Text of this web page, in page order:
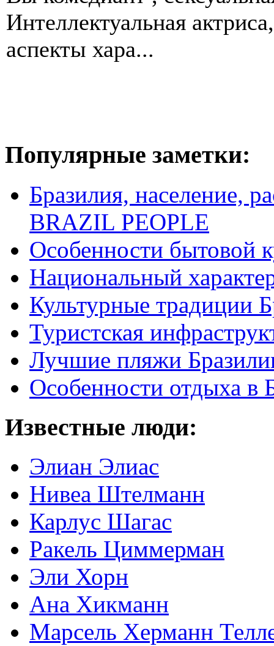
Интеллектуальная
аспекты хара...
Популярные заметки:
Бразилия, население,
BRAZIL PEOPLE
Особенности бытовой
Национальный
Культурные традиции
Туристская
Лучшие пляжи
Особенности отдыха в
Известные люди:
Элиан Элиас
Нивеа Штелманн
Карлус Шагас
Ракель Циммерман
Эли Хорн
Ана Хикманн
Марсель Херманн